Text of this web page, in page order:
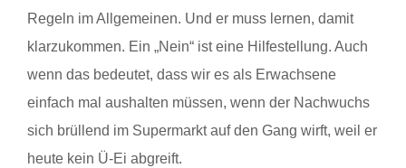
Regeln im Allgemeinen. Und er muss lernen, damit
klarzukommen. Ein „Nein“ ist eine Hilfestellung. Auch
wenn das bedeutet, dass wir es als Erwachsene
einfach mal aushalten müssen, wenn der Nachwuchs
sich brüllend im Supermarkt auf den Gang wirft, weil er
heute kein Ü-Ei abgreift.